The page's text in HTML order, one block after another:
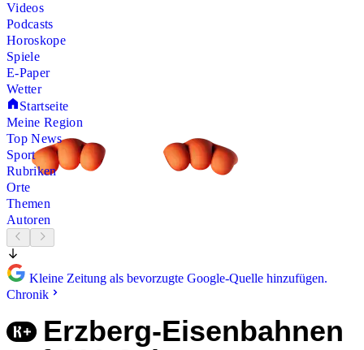
Videos
Podcasts
Horoskope
Spiele
E-Paper
Wetter
Startseite
Meine Region
Top News
Sport
Rubriken
Orte
Themen
Autoren
Kleine Zeitung als bevorzugte Google-Quelle hinzufügen.
Chronik
Erzberg-Eisenbahnen